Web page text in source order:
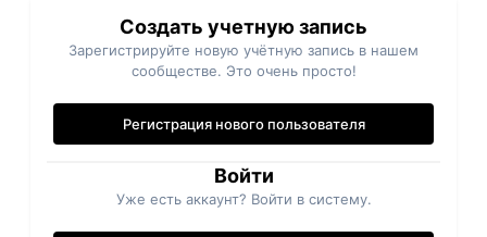
Создать учетную запись
Зарегистрируйте новую учётную запись в нашем
сообществе. Это очень просто!
Регистрация нового пользователя
Войти
Уже есть аккаунт? Войти в систему.